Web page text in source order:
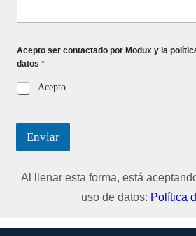
Acepto ser contactado por Modux y la
datos *
Acepto
Enviar
Al llenar esta forma, está
uso de datos: Política